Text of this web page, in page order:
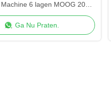
6 lagen MOOG 200-
puntscontrole
Ga Nu Praten.